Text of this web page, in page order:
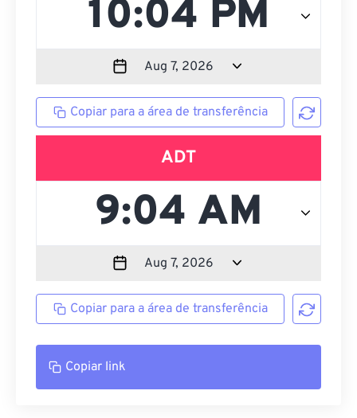
Copiar para a área de transferência
ADT
Copiar para a área de transferência
Copiar link